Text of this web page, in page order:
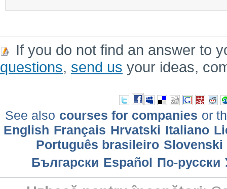
If you do not find an answer to
questions, send us your ideas,
See also courses for companies or
English Français Hrvatski Italiano
Português brasileiro Slovenski
Български Еspañol По-русски